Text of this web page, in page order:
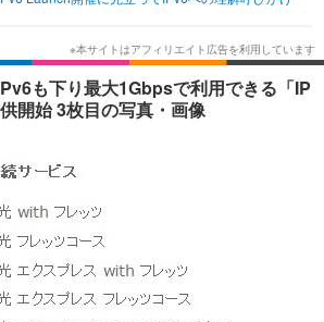
映画・ドラマ
韓国・芸能
スポーツ
グルメ
ショッピング
法
も下り最大1Gbpsで利用できる「IP
開始 3枚目の写真・画像